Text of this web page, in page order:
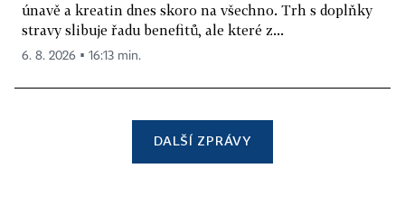
únavě a kreatin dnes skoro na všechno. Trh s doplňky
stravy slibuje řadu benefitů, ale které z...
6. 8. 2026 ▪ 16:13 min.
DALŠÍ ZPRÁVY